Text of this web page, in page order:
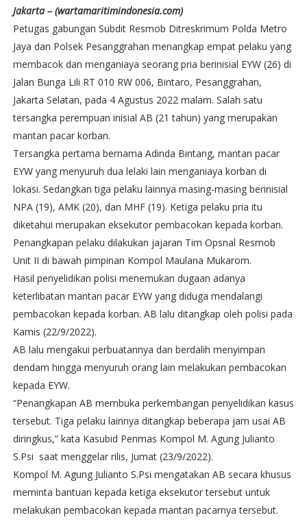
Jakarta – (wartamaritimindonesia.com)
Petugas gabungan Subdit Resmob Ditreskrimum Polda Metro
Jaya dan Polsek Pesanggrahan menangkap empat pelaku yang
membacok dan menganiaya seorang pria berinisial EYW (26) di
Jalan Bunga Lili RT 010 RW 006, Bintaro, Pesanggrahan,
Jakarta Selatan, pada 4 Agustus 2022 malam. Salah satu
tersangka perempuan inisial AB (21 tahun) yang merupakan
mantan pacar korban.
Tersangka pertama bernama Adinda Bintang, mantan pacar
EYW yang menyuruh dua lelaki lain menganiaya korban di
lokasi. Sedangkan tiga pelaku lainnya masing-masing berinisial
NPA (19), AMK (20), dan MHF (19). Ketiga pelaku pria itu
diketahui merupakan eksekutor pembacokan kepada korban.
Penangkapan pelaku dilakukan jajaran Tim Opsnal Resmob
Unit II di bawah pimpinan Kompol Maulana Mukarom.
Hasil penyelidikan polisi menemukan dugaan adanya
keterlibatan mantan pacar EYW yang diduga mendalangi
pembacokan kepada korban. AB lalu ditangkap oleh polisi pada
Kamis (22/9/2022).
AB lalu mengakui perbuatannya dan berdalih menyimpan
dendam hingga menyuruh orang lain melakukan pembacokan
kepada EYW.
“Penangkapan AB membuka perkembangan penyelidikan kasus
tersebut. Tiga pelaku lainnya ditangkap beberapa jam usai AB
diringkus,” kata Kasubid Penmas Kompol M. Agung Julianto
S.Psi saat menggelar rilis, Jumat (23/9/2022).
Kompol M. Agung Julianto S.Psi mengatakan AB secara khusus
meminta bantuan kepada ketiga eksekutor tersebut untuk
melakukan pembacokan kepada mantan pacarnya tersebut.